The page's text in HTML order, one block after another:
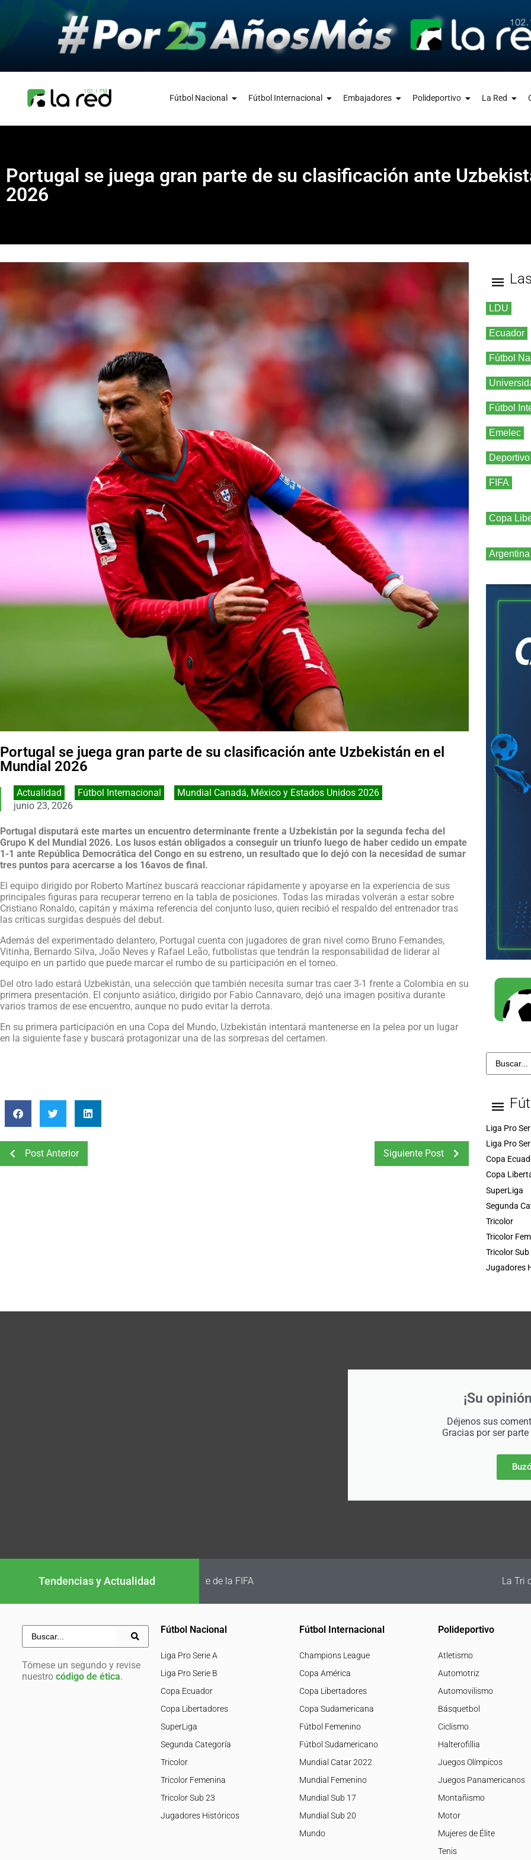
Fútbol Nacional Fútbol Internacional Embajadores Polideportivo La Red
Portugal se juega gran parte de su clasificación ante
2026
Portugal se juega gran parte de su clasificación ante Uzbekistán en el
Mundial 2026
Actualidad Fútbol Internacional
Mundial Canadá, México y Estados Unidos 2026
junio 23, 2026
Portugal disputará este martes un encuentro determinante frente a Uzbekistán por la segunda fecha del
Grupo K del Mundial 2026. Los lusos están obligados a conseguir un triunfo luego de haber cedido un empate
1-1 ante República Democrática del Congo en su estreno, un resultado que lo dejó con la necesidad de sumar
tres puntos para acercarse a los 16avos de final.
El equipo dirigido por Roberto Martínez buscará reaccionar rápidamente y apoyarse en la experiencia de sus
principales figuras para recuperar terreno en la tabla de posiciones. Todas las miradas volverán a estar sobre
Cristiano Ronaldo, capitán y máxima referencia del conjunto luso, quien recibió el respaldo del entrenador tras
las críticas surgidas después del debut.
Además del experimentado delantero, Portugal cuenta con jugadores de gran nivel como Bruno Fernandes,
Vitinha, Bernardo Silva, João Neves y Rafael Leão, futbolistas que tendrán la responsabilidad de liderar al
equipo en un partido que puede marcar el rumbo de su participación en el torneo.
Del otro lado estará Uzbekistán, una selección que también necesita sumar tras caer 3-1 frente a Colombia en su
primera presentación. El conjunto asiático, dirigido por Fabio Cannavaro, dejó una imagen positiva durante
varios tramos de ese encuentro, aunque no pudo evitar la derrota.
En su primera participación en una Copa del Mundo, Uzbekistán intentará mantenerse en la pelea por un lugar
en la siguiente fase y buscará protagonizar una de las sorpresas del certamen.
Post Anterior Siguiente Post
LDU
Ecuador
Fútbol
Fútbol
Emelec
FIFA
Copa
Argentina
Liga Pro
Liga Pro
Copa
Copa
SuperLiga
Segunda
Tricolor
Tricolor
Tricolor Sub
Jugadores
¡Su
Déjenos sus
Gracias por ser
Tendencias y Actualidad La Tri confirma su primer amistoso para la Fecha FIFA de septiembre
Tómese un segundo y revise
nuestro código de ética.
Fútbol Nacional
Liga Pro Serie A
Liga Pro Serie B
Copa Ecuador
Copa Libertadores
SuperLiga
Segunda Categoría
Tricolor
Tricolor Femenina
Tricolor Sub 23
Jugadores Históricos
Fútbol Internacional
Champions League
Copa América
Copa Libertadores
Copa Sudamericana
Fútbol Femenino
Fútbol Sudamericano
Mundial Catar 2022
Mundial Femenino
Mundial Sub 17
Mundial Sub 20
Mundo
Polideportivo
Atletismo
Automotriz
Automovilismo
Básquetbol
Ciclismo
Halterofillia
Juegos Olímpicos
Juegos Panamericanos
Montañismo
Motor
Mujeres de Élite
Tenis